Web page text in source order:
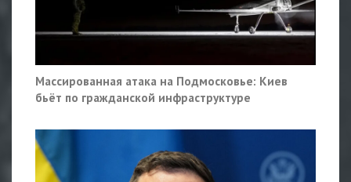
Массированная атака на Подмосковье: Киев
бьёт по гражданской инфраструктуре